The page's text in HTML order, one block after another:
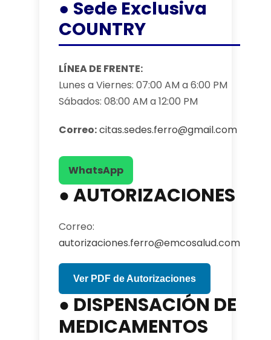
● Sede Exclusiva
COUNTRY
LÍNEA DE FRENTE:
Lunes a Viernes: 07:00 AM a 6:00 PM
Sábados: 08:00 AM a 12:00 PM
Correo:citas.sedes.ferro@gmail.com
WhatsApp
● AUTORIZACIONES
Correo:
autorizaciones.ferro@emcosalud.com
Ver PDF de Autorizaciones
● DISPENSACIÓN DE
MEDICAMENTOS